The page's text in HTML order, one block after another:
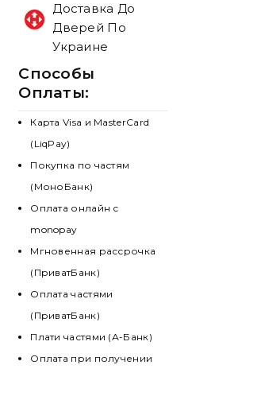
Доставка До
Дверей По
Украине
Способы
Оплаты:
Карта Visa и MasterCard
(LiqPay)
Покупка по частям
(МоноБанк)
Оплата онлайн с
monopay
Мгновенная рассрочка
(ПриватБанк)
Оплата частями
(ПриватБанк)
Плати частями (А-Банк)
Оплата при получении